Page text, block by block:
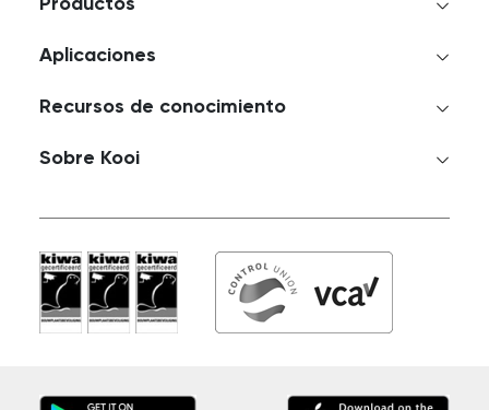
Productos
Aplicaciones
Recursos de conocimiento
Sobre Kooi